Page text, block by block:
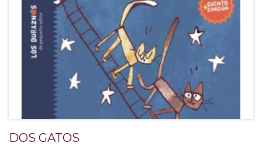
DOS GATOS